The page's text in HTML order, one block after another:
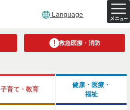
Language
救急医療・消防
子育て・教育
健康・医療・
福祉